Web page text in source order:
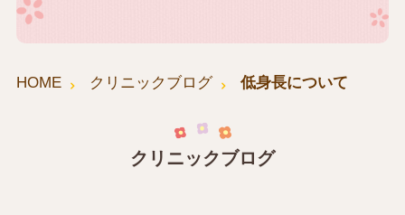
HOME クリニックブログ 低身長について
クリニックブログ